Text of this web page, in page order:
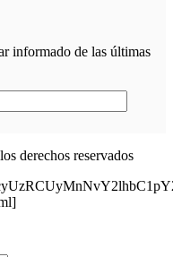
informado de las últimas
derechos reservados